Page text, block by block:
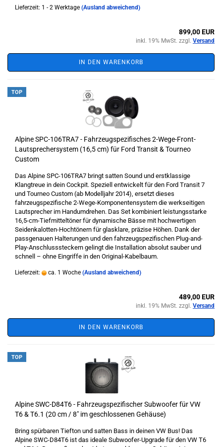
Lieferzeit: 1 - 2 Werktage (Ausland abweichend)
899,00 EUR
inkl. 19% MwSt. zzgl. Versand
IN DEN WARENKORB
TOP
Alpine SPC-106TRA7 - Fahrzeugspezifisches 2-Wege-Front-
Lautsprechersystem (16,5 cm) für Ford Transit & Tourneo
Custom
Das Alpine SPC-106TRA7 bringt satten Sound und erstklassige
Klangtreue in dein Cockpit. Speziell entwickelt für den Ford Transit 7
und Tourneo Custom (ab Modelljahr 2014), ersetzt dieses
fahrzeugspezifische 2-Wege-Komponentensystem die werkseitigen
Lautsprecher im Handumdrehen. Das Set kombiniert leistungsstarke
16,5-cm-Tiefmitteltöner für dynamische Bässe mit hochwertigen
Seidenkalotten-Hochtönern für glasklare, präzise Höhen. Dank der
passgenauen Halterungen und den fahrzeugspezifischen Plug-and-
Play-Anschlusssteckern gelingt die Installation absolut sauber und
schnell – ohne Eingriffe in den Original-Kabelbaum.
Lieferzeit: ca. 1 Woche (Ausland abweichend)
489,00 EUR
inkl. 19% MwSt. zzgl. Versand
IN DEN WARENKORB
TOP
Alpine SWC-D84T6 - Fahrzeugspezifischer Subwoofer für VW
T6 & T6.1 (20 cm / 8" im geschlossenen Gehäuse)
Bring spürbaren Tiefton und satten Bass in deinen VW Bus! Das
Alpine SWC-D84T6 ist das ideale Subwoofer-Upgrade für den VW T6